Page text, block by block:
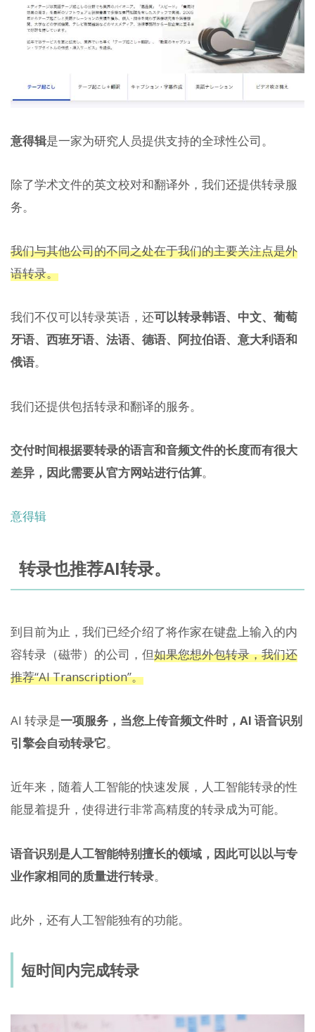
意得辑是一家为研究人员提供支持的全球性公司。
除了学术文件的英文校对和翻译外，我们还提供转录服
务。
我们与其他公司的不同之处在于我们的主要关注点是外
语转录。
我们不仅可以转录英语，还可以转录韩语、中文、葡萄
牙语、西班牙语、法语、德语、阿拉伯语、意大利语和
俄语。
我们还提供包括转录和翻译的服务。
交付时间根据要转录的语言和音频文件的长度而有很大
差异，因此需要从官方网站进行估算。
意得辑
转录也推荐AI转录。
到目前为止，我们已经介绍了将作家在键盘上输入的内
容转录（磁带）的公司，但如果您想外包转录，我们还
推荐“AI Transcription”。
AI 转录是一项服务，当您上传音频文件时，AI 语音识别
引擎会自动转录它。
近年来，随着人工智能的快速发展，人工智能转录的性
能显着提升，使得进行非常高精度的转录成为可能。
语音识别是人工智能特别擅长的领域，因此可以以与专
业作家相同的质量进行转录。
此外，还有人工智能独有的功能。
短时间内完成转录